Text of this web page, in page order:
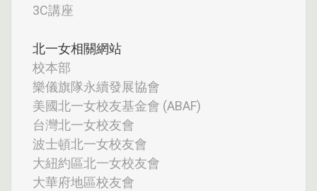
3C講座
北一女相關網站
校本部
樂儀旗隊永續發展協會
美國北一女校友基金會 (ABAF)
台灣北一女校友會
波士頓北一女校友會
大紐約區北一女校友會
大華府地區校友會